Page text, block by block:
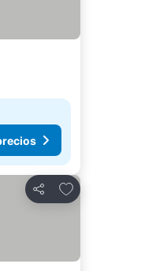
Compartir
Agregar a favoritos